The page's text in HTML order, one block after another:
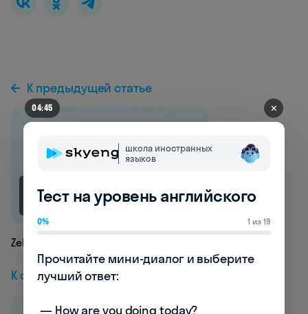
К предыдущей статье
4.4K
Zebra
К следующей статье
04:38 ✕
школа иностранных
языков
Тест на уровень английского
0% 1 из 19
Прочитайте мини-диалог и выберите
лучший ответ: